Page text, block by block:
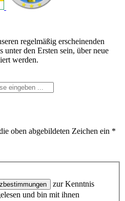
regelmäßig erscheinenden
unter den Ersten sein, über neue
werden.
oben abgebildeten Zeichen ein *
zur Kenntnis
und bin mit ihnen